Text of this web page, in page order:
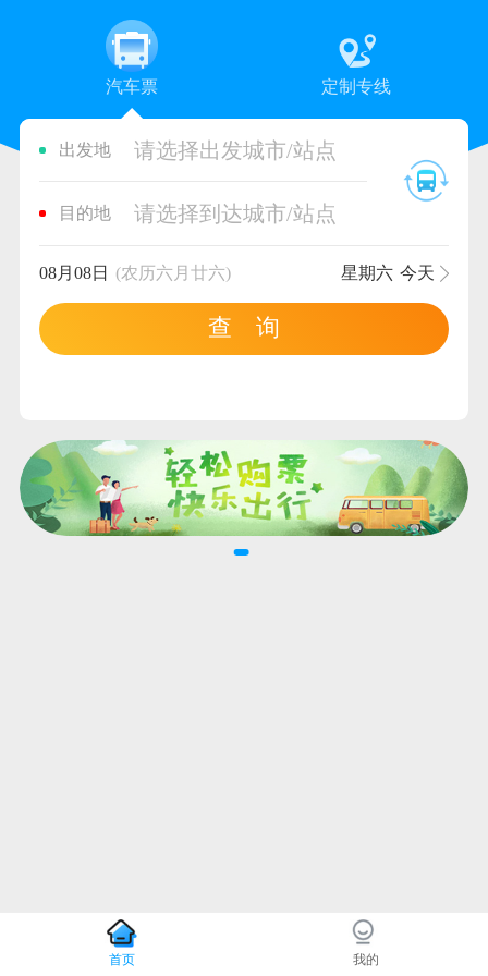
汽车票 定制专线
出发地 请选择出发城市/站点
目的地 请选择到达城市/站点
08月08日 (农历六月廿六) 星期六 今天
查 询
首页 我的